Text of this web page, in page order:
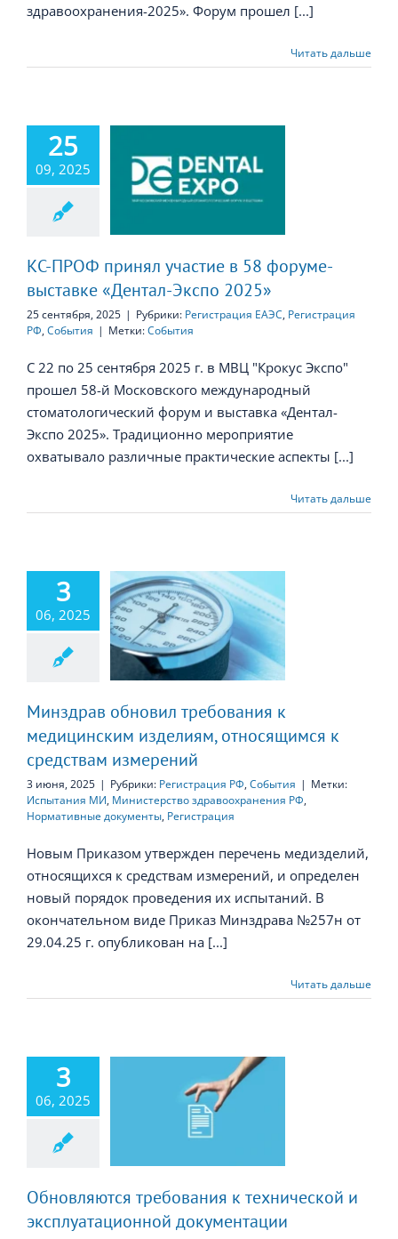
здравоохранения-2025». Форум прошел [...]
Читать дальше
25
09, 2025
принял
«Дентал-
КС-ПРОФ принял участие в 58 форуме-
выставке «Дентал-Экспо 2025»
25 сентября, 2025 | Рубрики: Регистрация ЕАЭС, Регистрация
РФ,События | Метки:События
С 22 по 25 сентября 2025 г. в МВЦ "Крокус Экспо"
прошел 58-й Московского международный
стоматологический форум и выставка «Дентал-
Экспо 2025». Традиционно мероприятие
охватывало различные практические аспекты [...]
Читать дальше
3
06, 2025
обновил
к
Минздрав обновил требования к
медицинским изделиям, относящимся к
средствам измерений
3 июня, 2025 | Рубрики: Регистрация РФ,События | Метки:
Испытания МИ, Министерство здравоохранения РФ,
Нормативные документы, Регистрация
Новым Приказом утвержден перечень медизделий,
относящихся к средствам измерений, и определен
новый порядок проведения их испытаний. В
окончательном виде Приказ Минздрава №257н от
29.04.25 г. опубликован на [...]
Читать дальше
3
06, 2025
к
и
Обновляются требования к технической и
эксплуатационной документации